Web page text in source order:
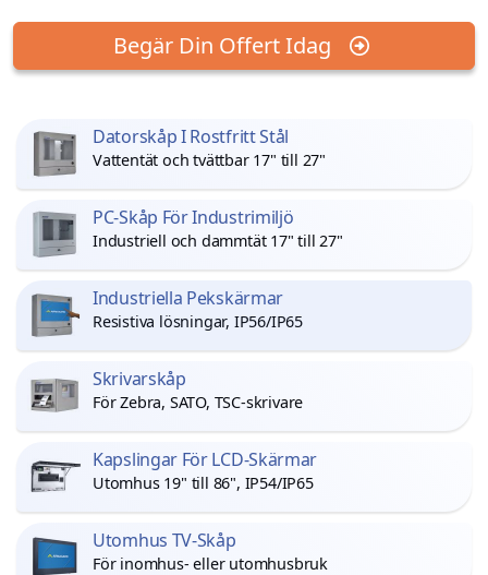
Begär Din Offert Idag
Datorskåp I Rostfritt Stål
Vattentät och tvättbar 17" till 27"
PC-Skåp För Industrimiljö
Industriell och dammtät 17" till 27"
Industriella Pekskärmar
Resistiva lösningar, IP56/IP65
Skrivarskåp
För Zebra, SATO, TSC-skrivare
Kapslingar För LCD-Skärmar
Utomhus 19" till 86", IP54/IP65
Utomhus TV-Skåp
För inomhus- eller utomhusbruk